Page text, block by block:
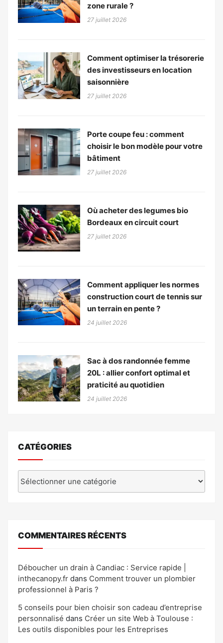
zone rurale ?
27 juillet 2026
Comment optimiser la trésorerie
des investisseurs en location
saisonnière
27 juillet 2026
Porte coupe feu : comment
choisir le bon modèle pour votre
bâtiment
27 juillet 2026
Où acheter des legumes bio
Bordeaux en circuit court
27 juillet 2026
Comment appliquer les normes
construction court de tennis sur
un terrain en pente ?
24 juillet 2026
Sac à dos randonnée femme
20L : allier confort optimal et
praticité au quotidien
24 juillet 2026
CATÉGORIES
COMMENTAIRES RÉCENTS
Déboucher un drain à Candiac : Service rapide |
inthecanopy.fr dans Comment trouver un plombier
professionnel à Paris ?
5 conseils pour bien choisir son cadeau d’entreprise
personnalisé dans Créer un site Web à Toulouse :
Les outils disponibles pour les Entreprises